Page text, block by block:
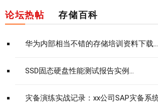
论坛热帖 存储百科
华为内部相当不错的存储培训资料下载...
SSD固态硬盘性能测试报告实例...
灾备演练实战记录：xx公司SAP灾备系